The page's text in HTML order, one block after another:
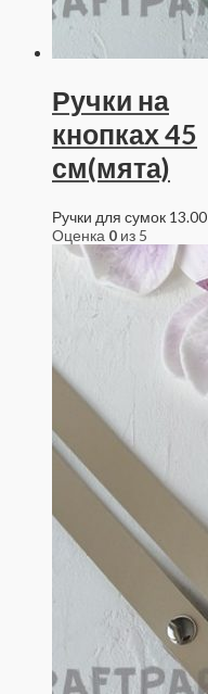
Ручки на
кнопках 45
см(мята)
Ручки для сумок 13.00
Оценка 0 из 5